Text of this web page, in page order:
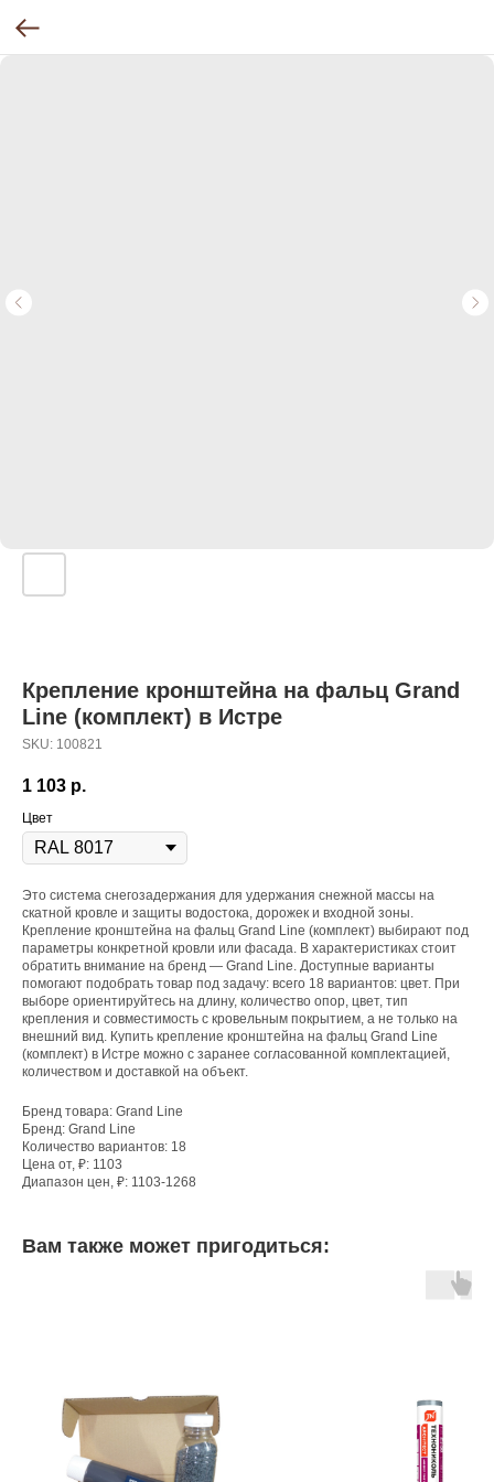
Крепление кронштейна на фальц Grand
Line (комплект) в Истре
SKU: 100821
1 103 р.
Цвет
Это система снегозадержания для удержания снежной массы на
скатной кровле и защиты водостока, дорожек и входной зоны.
Крепление кронштейна на фальц Grand Line (комплект) выбирают под
параметры конкретной кровли или фасада. В характеристиках стоит
обратить внимание на бренд — Grand Line. Доступные варианты
помогают подобрать товар под задачу: всего 18 вариантов: цвет. При
выборе ориентируйтесь на длину, количество опор, цвет, тип
крепления и совместимость с кровельным покрытием, а не только на
внешний вид. Купить крепление кронштейна на фальц Grand Line
(комплект) в Истре можно с заранее согласованной комплектацией,
количеством и доставкой на объект.
Бренд товара: Grand Line
Бренд: Grand Line
Количество вариантов: 18
Цена от, ₽: 1103
Диапазон цен, ₽: 1103-1268
Вам также может пригодиться: